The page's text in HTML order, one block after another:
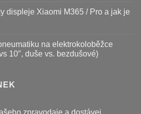
displeje Xiaomi M365 / Pro a jak je
na elektrokoloběžce
10″, duše vs. bezdušové)
zpravodaje a dostávej